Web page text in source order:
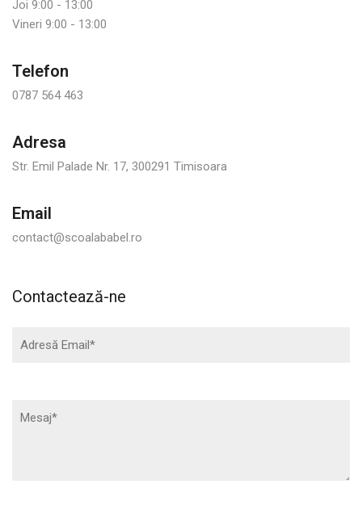
Joi 9:00 - 13:00
Vineri 9:00 - 13:00
Telefon
0787 564 463
Adresa
Str. Emil Palade Nr. 17, 300291 Timisoara
Email
contact@scoalababel.ro
Contactează-ne